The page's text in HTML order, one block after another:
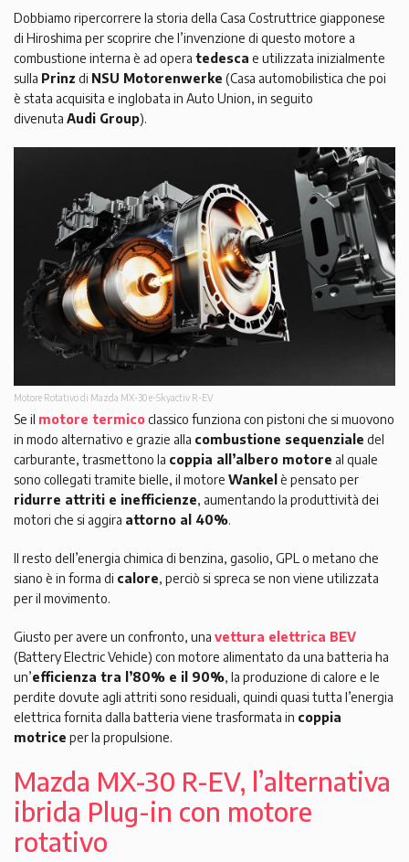
Dobbiamo ripercorrere la storia della Casa Costruttrice giapponese
di Hiroshima per scoprire che l’invenzione di questo motore a
combustione interna è ad opera tedesca e utilizzata inizialmente
sulla Prinz di NSU Motorenwerke (Casa automobilistica che poi
è stata acquisita e inglobata in Auto Union, in seguito
divenuta Audi Group).
Motore Rotativo di Mazda MX-30 e-Skyactiv R-EV
Se il motore termicoclassico funziona con pistoni che si muovono
in modo alternativo e grazie alla combustione sequenziale del
carburante, trasmettono la coppia all’albero motore al quale
sono collegati tramite bielle, il motore Wankel è pensato per
ridurre attriti e inefficienze, aumentando la produttività dei
motori che si aggira attorno al 40%.
Il resto dell’energia chimica di benzina, gasolio, GPL o metano che
siano è in forma di calore, perciò si spreca se non viene utilizzata
per il movimento.
Giusto per avere un confronto, una vettura elettrica BEV
(Battery Electric Vehicle) con motore alimentato da una batteria ha
un’efficienza tra l’80% e il 90%, la produzione di calore e le
perdite dovute agli attriti sono residuali, quindi quasi tutta l’energia
elettrica fornita dalla batteria viene trasformata in coppia
motrice per la propulsione.
Mazda MX-30 R-EV, l’alternativa
ibrida Plug-in con motore
rotativo